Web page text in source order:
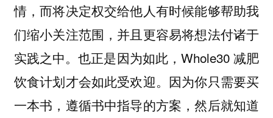
情，而将决定权交给他人有时候能够帮助我
们缩小关注范围，并且更容易将想法付诸于
实践之中。也正是因为如此，Whole30 减肥
饮食计划才会如此受欢迎。因为你只需要买
一本书，遵循书中指导的方案，然后就知道